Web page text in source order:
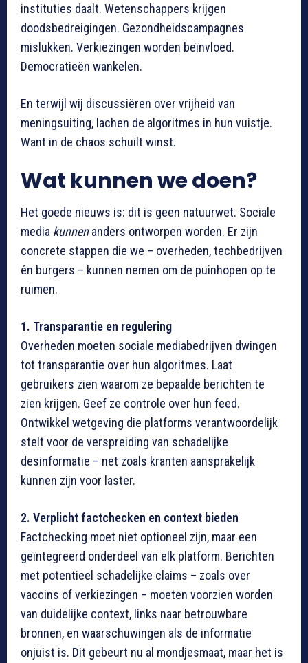
instituties daalt. Wetenschappers krijgen
doodsbedreigingen. Gezondheidscampagnes
mislukken. Verkiezingen worden beïnvloed.
Democratieën wankelen.
En terwijl wij discussiëren over vrijheid van
meningsuiting, lachen de algoritmes in hun vuistje.
Want in de chaos schuilt winst.
Wat kunnen we doen?
Het goede nieuws is: dit is geen natuurwet. Sociale
media kunnenanders ontworpen worden. Er zijn
concrete stappen die we – overheden, techbedrijven
én burgers – kunnen nemen om de puinhopen op te
ruimen.
1. Transparantie en regulering
Overheden moeten sociale mediabedrijven dwingen
tot transparantie over hun algoritmes. Laat
gebruikers zien waarom ze bepaalde berichten te
zien krijgen. Geef ze controle over hun feed.
Ontwikkel wetgeving die platforms verantwoordelijk
stelt voor de verspreiding van schadelijke
desinformatie – net zoals kranten aansprakelijk
kunnen zijn voor laster.
2. Verplicht factchecken en context bieden
Factchecking moet niet optioneel zijn, maar een
geïntegreerd onderdeel van elk platform. Berichten
met potentieel schadelijke claims – zoals over
vaccins of verkiezingen – moeten voorzien worden
van duidelijke context, links naar betrouwbare
bronnen, en waarschuwingen als de informatie
onjuist is. Dit gebeurt nu al mondjesmaat, maar het is